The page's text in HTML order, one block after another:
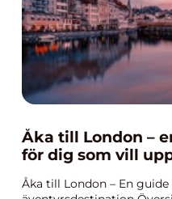
Åka till London –
för dig som vill
Åka till London – En